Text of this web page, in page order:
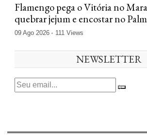
Flamengo pega o Vitória no
quebrar jejum e encostar no
09 Ago 2026 111 Views
NEWSLETTER